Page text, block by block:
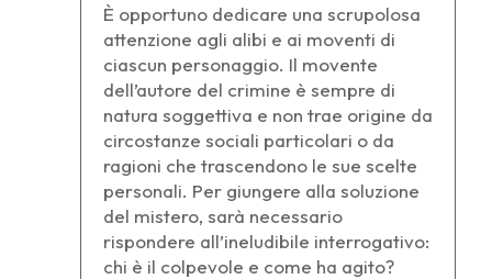
È opportuno dedicare una scrupolosa
attenzione agli alibi e ai moventi di
ciascun personaggio. Il movente
dell’autore del crimine è sempre di
natura soggettiva e non trae origine da
circostanze sociali particolari o da
ragioni che trascendono le sue scelte
personali. Per giungere alla soluzione
del mistero, sarà necessario
rispondere all’ineludibile interrogativo:
chi è il colpevole e come ha agito?